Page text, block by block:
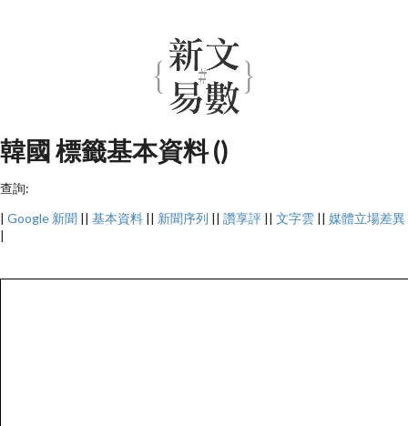
韓國 標籤基本資料 ()
查詢:
| Google 新聞 || 基本資料 || 新聞序列 || 讚享評 || 文字雲 || 媒體立場差異
|